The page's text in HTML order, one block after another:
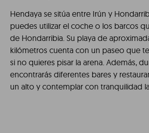
Hendaya se sitúa entre Irún y
puedes utilizar el coche o los barcos
de Hondarribia. Su playa de
kilómetros cuenta con un paseo que
si no quieres pisar la arena. Además,
encontrarás diferentes bares y
un alto y contemplar con tranquilidad